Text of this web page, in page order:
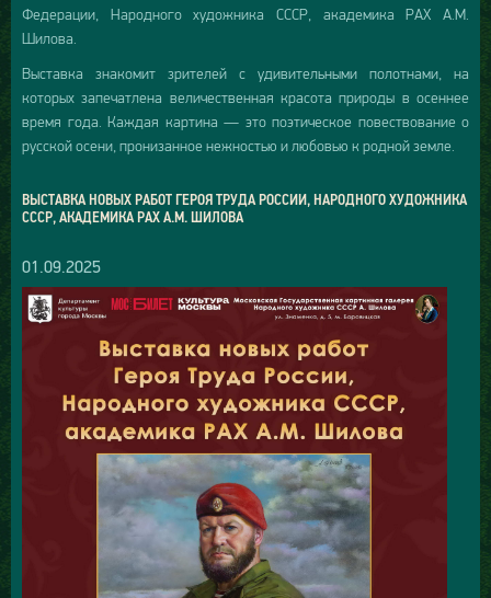
Федерации, Народного художника СССР, академика РАХ А.М.
Шилова.
Выставка знакомит зрителей с удивительными полотнами, на
которых запечатлена величественная красота природы в осеннее
время года. Каждая картина — это поэтическое повествование о
русской осени, пронизанное нежностью и любовью к родной земле.
ВЫСТАВКА НОВЫХ РАБОТ ГЕРОЯ ТРУДА РОССИИ, НАРОДНОГО ХУДОЖНИКА
СССР, АКАДЕМИКА РАХ А.М. ШИЛОВА
01.09.2025